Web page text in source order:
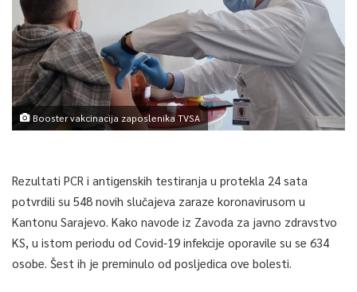
Booster vakcinacija zaposlenika TVSA
Rezultati PCR i antigenskih testiranja u protekla 24 sata
potvrdili su 548 novih slučajeva zaraze koronavirusom u
Kantonu Sarajevo. Kako navode iz Zavoda za javno zdravstvo
KS, u istom periodu od Covid-19 infekcije oporavile su se 634
osobe. Šest ih je preminulo od posljedica ove bolesti.